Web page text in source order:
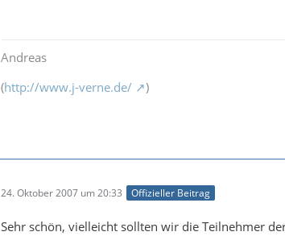
Andreas
(http://www.j-verne.de/ )
24. Oktober 2007 um 20:33 Offizieller Beitrag
Sehr schön, vielleicht sollten wir die Teilnehmer